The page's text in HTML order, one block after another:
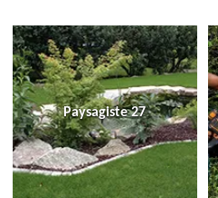
Paysagiste 27